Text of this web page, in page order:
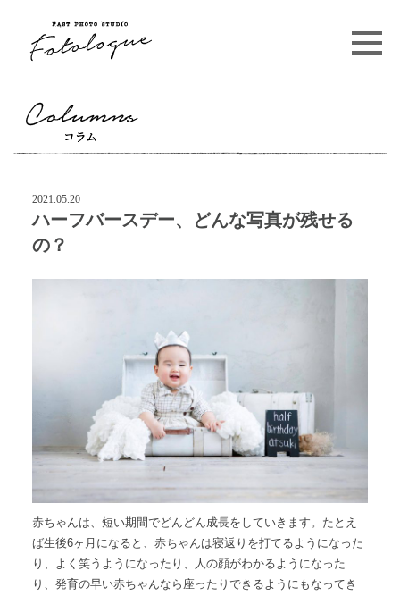
2021.05.20
ハーフバースデー、どんな写真が残せる
の？
赤ちゃんは、短い期間でどんどん成長をしていきます。たとえ
ば生後6ヶ月になると、赤ちゃんは寝返りを打てるようになった
り、よく笑うようになったり、人の顔がわかるようになった
り、発育の早い赤ちゃんなら座ったりできるようにもなってき